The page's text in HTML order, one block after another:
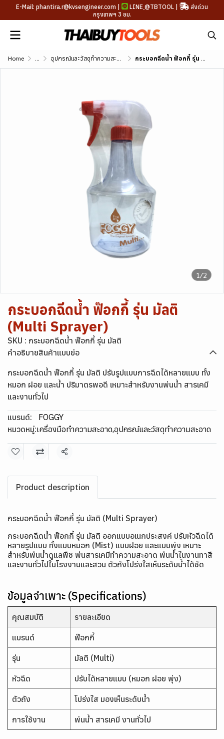
E-Mail: phantira.r@kvsengineer.com | LINE @TBTOOL |
ส่งด่วน
กรุงเทพฯ 3 ชม.
Home ... อุปกรณ์และวัสดุทำความสะอาด กระบอกฉีดน้ำ ฟ๊อกกี้ รุ่น มัลติ (Multi Sprayer)
1/2
กระบอกฉีดน้ำ ฟ๊อกกี้ รุ่น มัลติ
(Multi Sprayer)
SKU : กระบอกฉีดน้ำ ฟ๊อกกี้ รุ่น มัลติ
คำอธิบายสินค้าแบบย่อ
กระบอกฉีดน้ำ ฟ๊อกกี้ รุ่น มัลติ ปรับรูปแบบการฉีดได้หลายแบบ ทั้ง
หมอก ฝอย และน้ำ ปริมาตรพอดี เหมาะสำหรับงานพ่นน้ำ สารเคมี
และงานทั่วไป
แบรนด์:
FOGGY
หมวดหมู่:เครื่องมือทำความสะอาด,อุปกรณ์และวัสดุทำความสะอาด
แชร์
Product description
กระบอกฉีดน้ำ ฟ๊อกกี้ รุ่น มัลติ (Multi Sprayer)
กระบอกฉีดน้ำ ฟ๊อกกี้ รุ่น มัลติ ออกแบบอเนกประสงค์ ปรับหัวฉีดได้
หลายรูปแบบ ทั้งแบบหมอก (Mist) แบบฝอย และแบบพุ่ง เหมาะ
สำหรับพ่นน้ำดูแลพืช พ่นสารเคมีทำความสะอาด พ่นน้ำในงานทาสี
และงานทั่วไปในโรงงานและสวน ตัวถังโปร่งใสเห็นระดับน้ำได้ชัด
ข้อมูลจำเพาะ (Specifications)
คุณสมบัติ รายละเอียด
แบรนด์ ฟ๊อกกี้
รุ่น มัลติ (Multi)
หัวฉีด ปรับได้หลายแบบ (หมอก ฝอย พุ่ง)
ตัวถัง โปร่งใส มองเห็นระดับน้ำ
การใช้งาน พ่นน้ำ สารเคมี งานทั่วไป